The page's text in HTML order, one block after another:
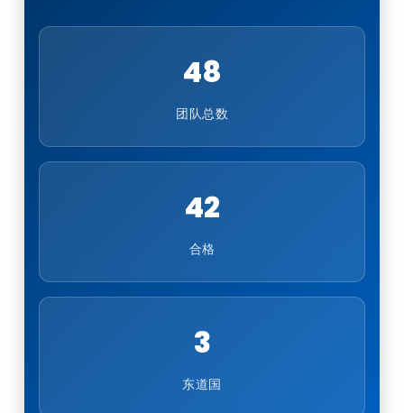
48
团队总数
42
合格
3
东道国